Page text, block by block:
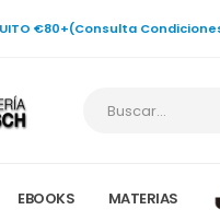
€80+(Consulta
EBOOKS MATERIAS